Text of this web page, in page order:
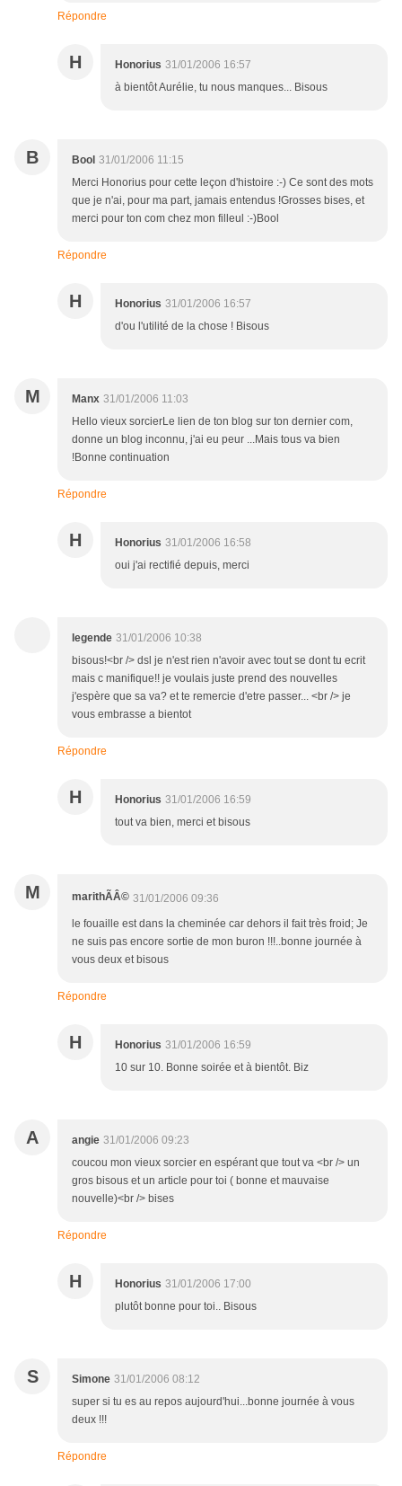
Répondre
H Honorius 31/01/2006 16:57
à bientôt Aurélie, tu nous manques... Bisous
B Bool 31/01/2006 11:15
Merci Honorius pour cette leçon d'histoire :-) Ce sont des mots
que je n'ai, pour ma part, jamais entendus !Grosses bises, et
merci pour ton com chez mon filleul :-)Bool
Répondre
H Honorius 31/01/2006 16:57
d'ou l'utilité de la chose ! Bisous
M Manx 31/01/2006 11:03
Hello vieux sorcierLe lien de ton blog sur ton dernier com,
donne un blog inconnu, j'ai eu peur ...Mais tous va bien
!Bonne continuation
Répondre
H Honorius 31/01/2006 16:58
oui j'ai rectifié depuis, merci
legende 31/01/2006 10:38
bisous!<br /> dsl je n'est rien n'avoir avec tout se dont tu ecrit
mais c manifique!! je voulais juste prend des nouvelles
j'espère que sa va? et te remercie d'etre passer... <br /> je
vous embrasse a bientot
Répondre
H Honorius 31/01/2006 16:59
tout va bien, merci et bisous
M marithÃÂ© 31/01/2006 09:36
le fouaille est dans la cheminée car dehors il fait très froid; Je
ne suis pas encore sortie de mon buron !!!..bonne journée à
vous deux et bisous
Répondre
H Honorius 31/01/2006 16:59
10 sur 10. Bonne soirée et à bientôt. Biz
A angie 31/01/2006 09:23
coucou mon vieux sorcier en espérant que tout va <br /> un
gros bisous et un article pour toi ( bonne et mauvaise
nouvelle)<br /> bises
Répondre
H Honorius 31/01/2006 17:00
plutôt bonne pour toi.. Bisous
S Simone 31/01/2006 08:12
super si tu es au repos aujourd'hui...bonne journée à vous
deux !!!
Répondre